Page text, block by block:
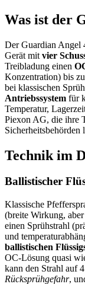
Was ist der
Der Guardian Angel
Gerät mit vier
Treibladung einen
Konzentration) bis zu
bei klassischen
Antriebssystem für
Temperatur,
Piexon AG, die ihre
Sicherheitsbehörden
Technik im
Ballistischer
Klassische
(breite Wirkung,
einen Sprühstrahl
und
ballistischen
OC-Lösung quasi
kann den Strahl auf
Rücksprühgefahr,